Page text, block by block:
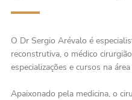
O Dr Sergio Arévalo é
reconstrutiva, o médico
especializações e cursos na
Apaixonado pela medicina, o